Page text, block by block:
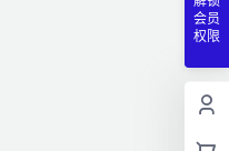
会员
权限